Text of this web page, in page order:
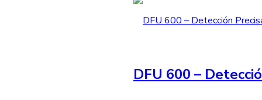
DFU 600 –